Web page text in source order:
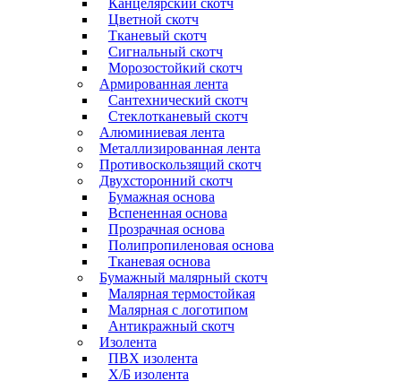
Канцелярский скотч
Цветной скотч
Тканевый скотч
Сигнальный скотч
Морозостойкий скотч
Армированная лента
Сантехнический скотч
Стеклотканевый скотч
Алюминиевая лента
Металлизированная лента
Противоскользящий скотч
Двухсторонний скотч
Бумажная основа
Вспененная основа
Прозрачная основа
Полипропиленовая основа
Тканевая основа
Бумажный малярный скотч
Малярная термостойкая
Малярная с логотипом
Антикражный скотч
Изолента
ПВХ изолента
Х/Б изолента